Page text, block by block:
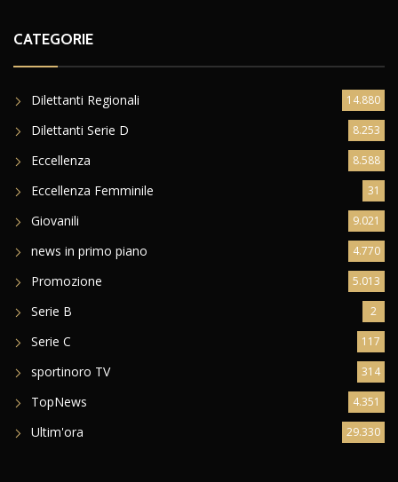
CATEGORIE
Dilettanti Regionali 14.880
Dilettanti Serie D 8.253
Eccellenza 8.588
Eccellenza Femminile 31
Giovanili 9.021
news in primo piano 4.770
Promozione 5.013
Serie B 2
Serie C 117
sportinoro TV 314
TopNews 4.351
Ultim'ora 29.330